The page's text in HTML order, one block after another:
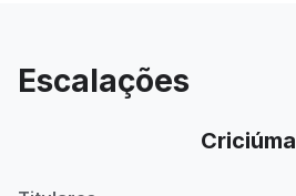
Escalações
Criciúma